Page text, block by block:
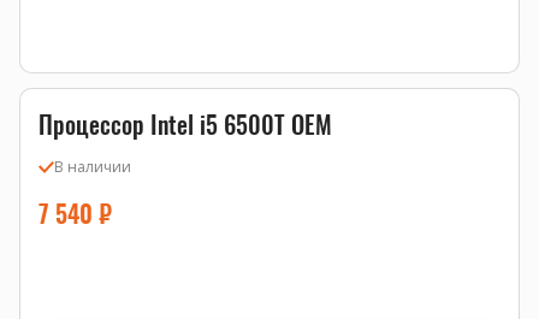
Процессор Intel i5 6500T OEM
В наличии
7 540 ₽